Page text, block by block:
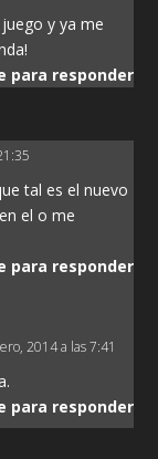
y ya me
para responder
tal es el nuevo
el o me
para responder
2014 a las 7:41
para responder